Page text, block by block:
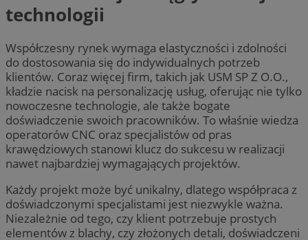
technologii
Współczesny rynek wymaga elastyczności i zdolności
do dostosowania się do indywidualnych potrzeb
klientów. Coraz więcej firm, takich jak USM SP Z O.O.,
kładzie nacisk na personalizację usług, oferując nie tylko
nowoczesne technologie, ale także bogate
doświadczenie swoich pracowników. To właśnie wiedza
operatorów CNC oraz specjalistów od pras
krawędziowych stanowi klucz do sukcesu w realizacji
nawet najbardziej wymagających projektów.
Każdy projekt może być unikalny, dlatego współpraca z
doświadczonymi specjalistami jest niezwykle ważna.
Niezależnie od tego, czy klient potrzebuje prostych
elementów z blachy, czy złożonych detali, doświadczeni